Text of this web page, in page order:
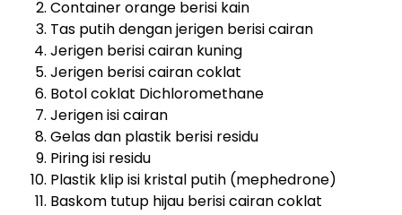
Container orange berisi kain
Tas putih dengan jerigen berisi cairan
Jerigen berisi cairan kuning
Jerigen berisi cairan coklat
Botol coklat Dichloromethane
Jerigen isi cairan
Gelas dan plastik berisi residu
Piring isi residu
Plastik klip isi kristal putih (mephedrone)
Baskom tutup hijau berisi cairan coklat